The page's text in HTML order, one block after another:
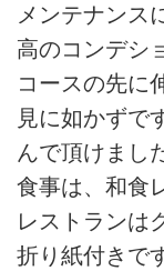
メンテナンス
高のコンデシ
コースの先に
見に如かずで
んで頂けまし
食事は、和食
レストランは
折り紙付きで